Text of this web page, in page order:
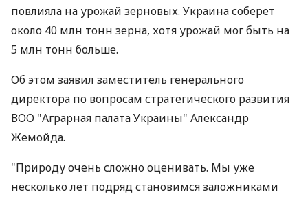
повлияла на урожай зерновых. Украина соберет
около 40 млн тонн зерна, хотя урожай мог быть на
5 млн тонн больше.
Об этом заявил заместитель генерального
директора по вопросам стратегического развития
ВОО "Аграрная палата Украины" Александр
Жемойда.
"Природу очень сложно оценивать. Мы уже
несколько лет подряд становимся заложниками